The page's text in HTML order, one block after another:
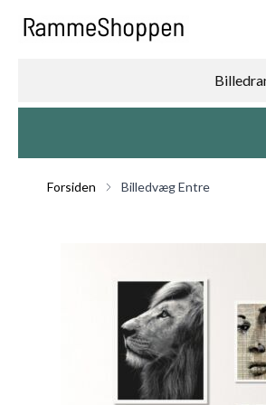
Forsiden Billedvæg Entre